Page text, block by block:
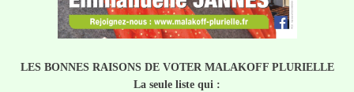
LES BONNES RAISONS DE VOTER MALAKOFF PLURIELLE
La seule liste qui :